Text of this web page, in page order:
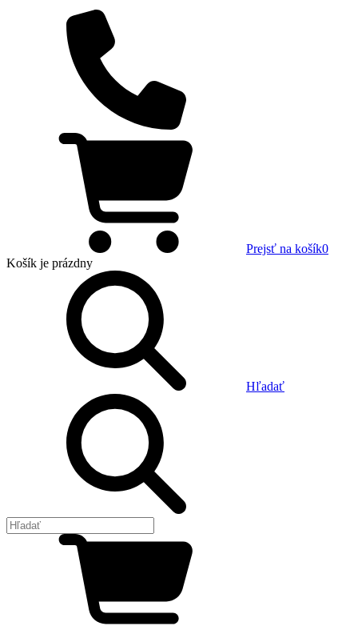
Prejsť na košík0
Košík je prázdny
Hľadať